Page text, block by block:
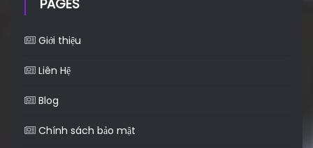
PAGES
Giới thiệu
Liên Hệ
Blog
Chính sách bảo mật